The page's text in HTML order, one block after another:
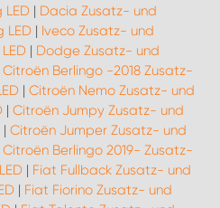
| Dacia Zusatz- und
LED | Iveco Zusatz- und
| Dodge Zusatz- und
Citroën Berlingo -2018 Zusatz-
| Citroën Nemo Zusatz- und
| Citroën Jumpy Zusatz- und
| Citroën Jumper Zusatz- und
Citroën Berlingo 2019- Zusatz-
| Fiat Fullback Zusatz- und
| Fiat Fiorino Zusatz- und